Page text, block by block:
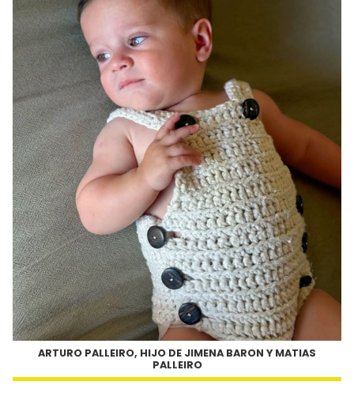
ARTURO PALLEIRO, HIJO DE JIMENA BARON Y MATIAS
PALLEIRO